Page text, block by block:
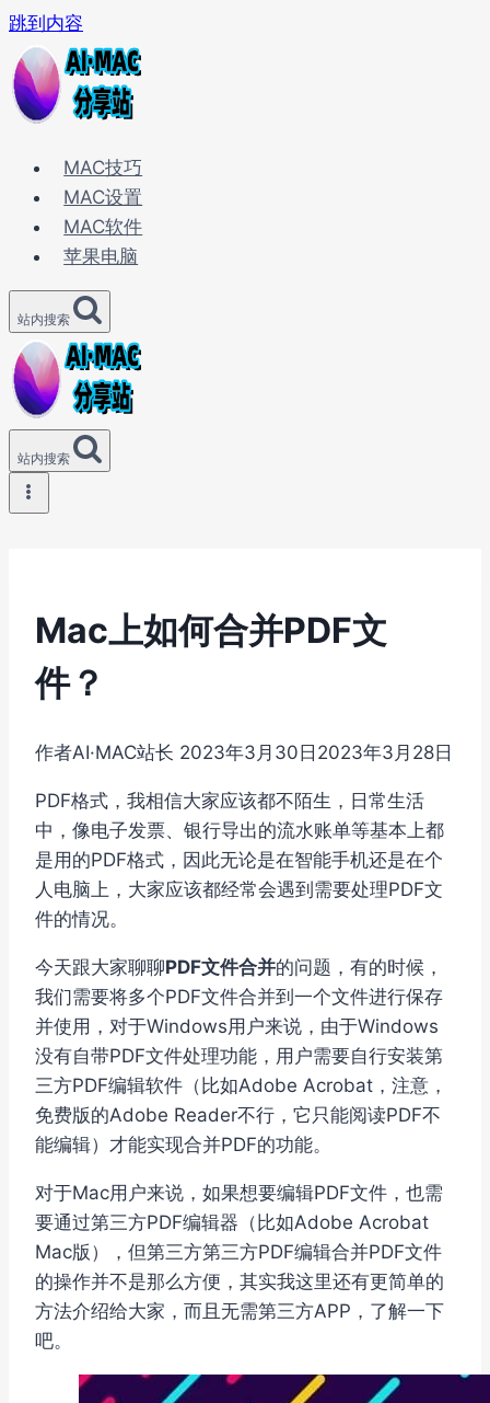
跳到内容
MAC技巧
MAC设置
MAC软件
苹果电脑
站内搜索
站内搜索
Mac上如何合并PDF文
件？
作者AI·MAC站长 2023年3月30日 2023年3月28日
PDF格式，我相信大家应该都不陌生，日常生活
中，像电子发票、银行导出的流水账单等基本上都
是用的PDF格式，因此无论是在智能手机还是在个
人电脑上，大家应该都经常会遇到需要处理PDF文
件的情况。
今天跟大家聊聊PDF文件合并的问题，有的时候，
我们需要将多个PDF文件合并到一个文件进行保存
并使用，对于Windows用户来说，由于Windows
没有自带PDF文件处理功能，用户需要自行安装第
三方PDF编辑软件（比如Adobe Acrobat，注意，
免费版的Adobe Reader不行，它只能阅读PDF不
能编辑）才能实现合并PDF的功能。
对于Mac用户来说，如果想要编辑PDF文件，也需
要通过第三方PDF编辑器（比如Adobe Acrobat
Mac版），但第三方第三方PDF编辑合并PDF文件
的操作并不是那么方便，其实我这里还有更简单的
方法介绍给大家，而且无需第三方APP，了解一下
吧。